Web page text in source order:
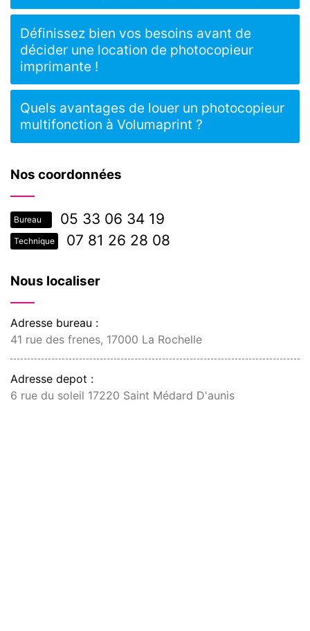
Nos coordonnées
Bureau 05 33 06 34 19
Technique 07 81 26 28 08
Nous localiser
Adresse bureau :
41 rue des frenes, 17000 La Rochelle
Adresse depot :
6 rue du soleil 17220 Saint Médard D'aunis
Définissez bien vos besoins avant de
décider une location de photocopieur
imprimante !
Quels avantages de louer un photocopieur
multifonction à Volumaprint ?